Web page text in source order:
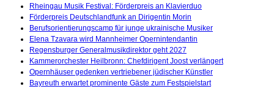
Rheingau Musik Festival: Förderpreis an Klavierduo
Förderpreis Deutschlandfunk an Dirigentin Morin
Berufsorientierungscamp für junge ukrainische Musiker
Elena Tzavara wird Mannheimer Opernintendantin
Regensburger Generalmusikdirektor geht 2027
Kammerorchester Heilbronn: Chefdirigent Joost verlängert
Opernhäuser gedenken vertriebener jüdischer Künstler
Bayreuth erwartet prominente Gäste zum Festspielstart